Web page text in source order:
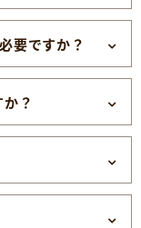
要ですか？
？